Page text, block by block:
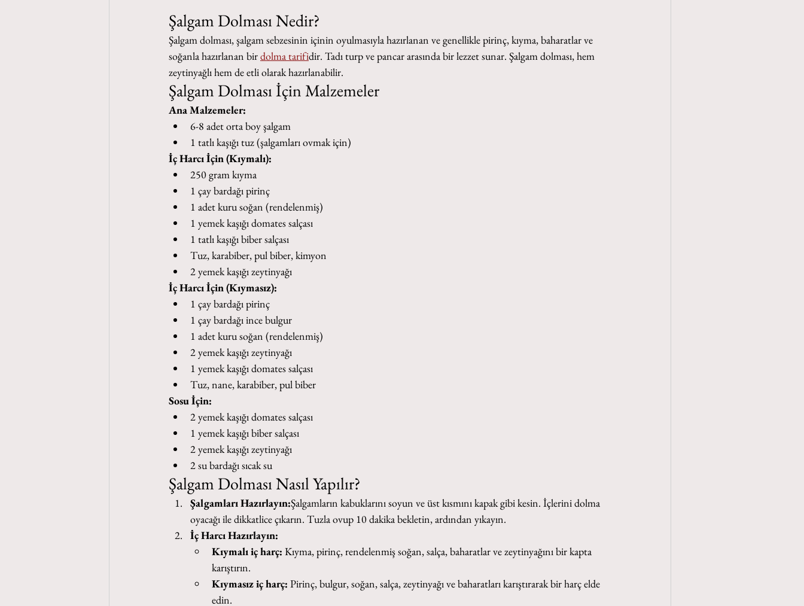
Şalgam Dolması Nedir?
Şalgam dolması, şalgam sebzesinin içinin oyulmasıyla hazırlanan ve genellikle pirinç, kıyma, baharatlar ve
soğanla hazırlanan bir dolma tarifidir. Tadı turp ve pancar arasında bir lezzet sunar. Şalgam dolması, hem
zeytinyağlı hem de etli olarak hazırlanabilir.
Şalgam Dolması İçin Malzemeler
Ana Malzemeler:
6-8 adet orta boy şalgam
1 tatlı kaşığı tuz (şalgamları ovmak için)
İç Harcı İçin (Kıymalı):
250 gram kıyma
1 çay bardağı pirinç
1 adet kuru soğan (rendelenmiş)
1 yemek kaşığı domates salçası
1 tatlı kaşığı biber salçası
Tuz, karabiber, pul biber, kimyon
2 yemek kaşığı zeytinyağı
İç Harcı İçin (Kıymasız):
1 çay bardağı pirinç
1 çay bardağı ince bulgur
1 adet kuru soğan (rendelenmiş)
2 yemek kaşığı zeytinyağı
1 yemek kaşığı domates salçası
Tuz, nane, karabiber, pul biber
Sosu İçin:
2 yemek kaşığı domates salçası
1 yemek kaşığı biber salçası
2 yemek kaşığı zeytinyağı
2 su bardağı sıcak su
Şalgam Dolması Nasıl Yapılır?
Şalgamları Hazırlayın:Şalgamların kabuklarını soyun ve üst kısmını kapak gibi kesin. İçlerini dolma
oyacağı ile dikkatlice çıkarın. Tuzla ovup 10 dakika bekletin, ardından yıkayın.
İç Harcı Hazırlayın:
Kıymalı iç harç: Kıyma, pirinç, rendelenmiş soğan, salça, baharatlar ve zeytinyağını bir kapta
karıştırın.
Kıymasız iç harç: Pirinç, bulgur, soğan, salça, zeytinyağı ve baharatları karıştırarak bir harç elde
edin.